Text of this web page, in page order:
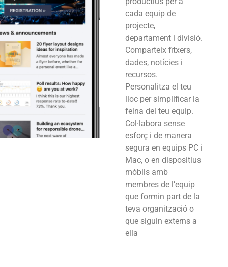
cada equip de
projecte,
departament i divisió.
Comparteix fitxers,
dades, notícies i
recursos.
Personalitza el teu
lloc per simplificar la
feina del teu equip.
Col·labora sense
esforç i de manera
segura en equips PC i
Mac, o en dispositius
mòbils amb
membres de l’equip
que formin part de la
teva organització o
que siguin externs a
ella